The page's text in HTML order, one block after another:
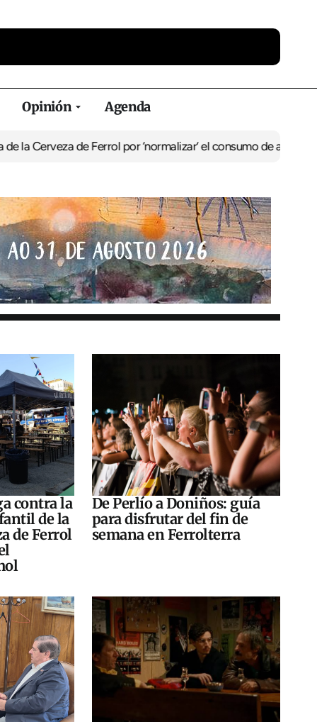
Opinión Agenda
de Ferrol por ‘normalizar’ el consumo de alcoholDe Perlío a
contra la
de la
de Ferrol
De Perlío a Doniños: guía
para disfrutar del fin de
semana en Ferrolterra